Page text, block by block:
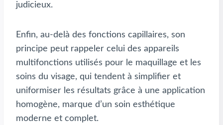
judicieux.
Enfin, au-delà des fonctions capillaires, son
principe peut rappeler celui des appareils
multifonctions utilisés pour le maquillage et les
soins du visage, qui tendent à simplifier et
uniformiser les résultats grâce à une application
homogène, marque d’un soin esthétique
moderne et complet.